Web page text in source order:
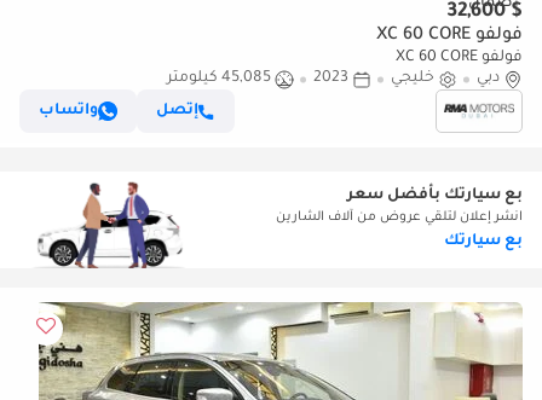
$ 32,600
فولفو XC 60 CORE
فولفو XC 60 CORE
دبي
خليجي 2023
45,085 كيلومتر
إتصل
واتساب
بع سيارتك بأفضل سعر
انشر إعلان لتلقي عروض من آلاف الشارين
بع سيارتك